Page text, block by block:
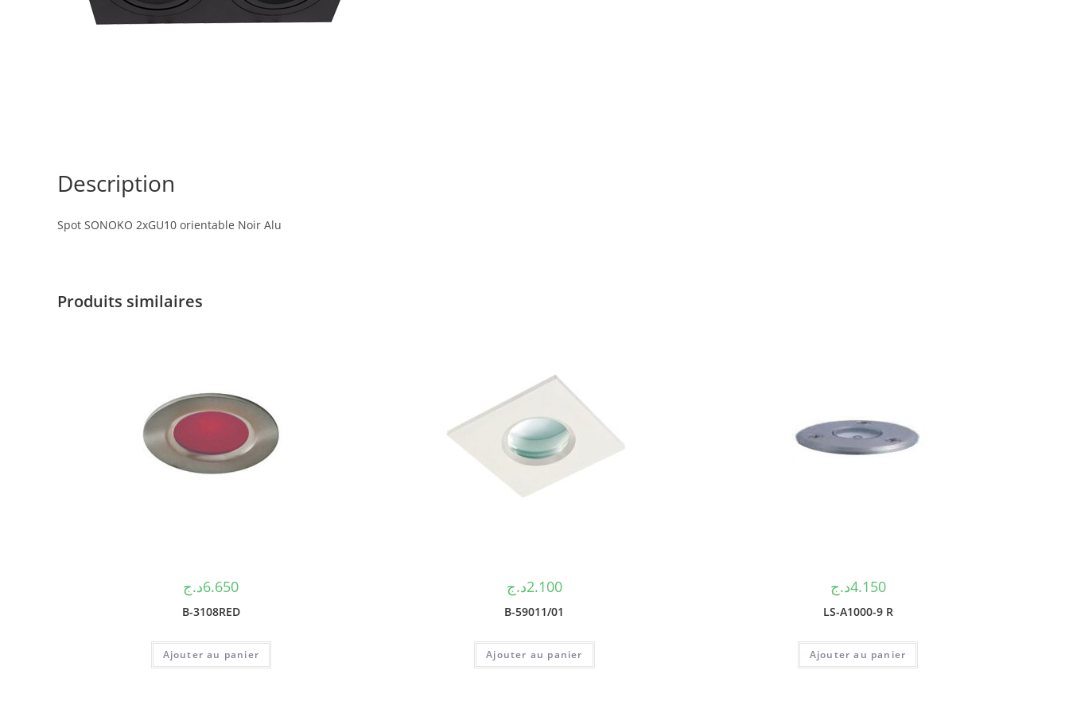
Description
Spot SONOKO 2xGU10 orientable Noir Alu
Produits similaires
6.650د.ج
B-3108RED
Ajouter au panier
2.100د.ج
B-59011/01
Ajouter au panier
4.150د.ج
LS-A1000-9 R
Ajouter au panier